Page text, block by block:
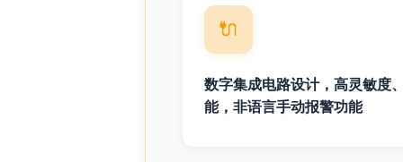
🔌
数字集成电路设计，高灵敏度
能，非语言手动报警功能